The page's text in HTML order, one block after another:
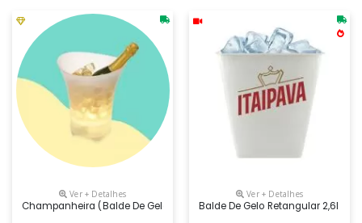
Ver + Detalhes
Champanheira (balde De Gelo) Com “speaker Bluetooth” De 10w E
Ver + Detalhes
Balde De Gelo Retangular 2,6l